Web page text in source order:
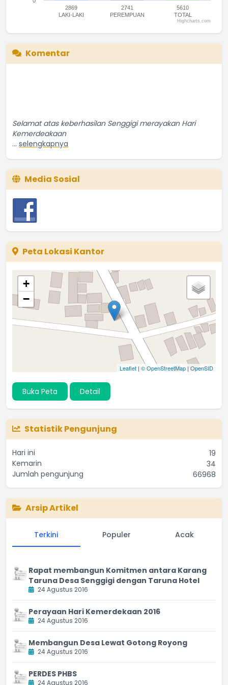
2869
LAKI-LAKI
2741
PEREMPUAN
5610
TOTAL
Highcharts.com
Komentar
Selamat atas keberhasilan Senggigi merayakan Hari
Kemerdeakaan
...selengkapnya
Penduduk Biasa
Media Sosial
Peta Lokasi Kantor
+
−
Leaflet | © OpenStreetMap | OpenSID
Buka Peta Detail
Statistik Pengunjung
Hari ini
19
Kemarin
34
Jumlah pengunjung
66968
Arsip Artikel
Terkini Populer Acak
Rapat membangun Komitmen antara Karang
Taruna Desa Senggigi dengan Taruna Hotel
24 Agustus 2016
Perayaan Hari Kemerdekaan 2016
24 Agustus 2016
Membangun Desa Lewat Gotong Royong
24 Agustus 2016
PERDES PHBS
24 Agustus 2016